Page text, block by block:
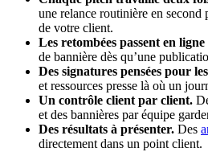
une relance routinière en second
de votre client.
Les retombées passent en
de bannière dès qu’une
Des signatures pensées pour
et ressources presse là où un
Un contrôle client par client.
et des bannières par équipe
Des résultats à présenter. Des
directement dans un point client.